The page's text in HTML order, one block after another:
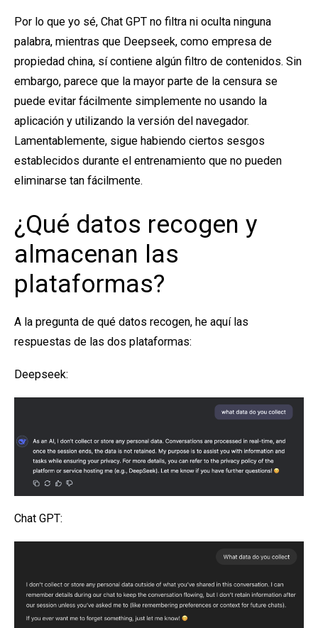
Por lo que yo sé, Chat GPT no filtra ni oculta ninguna
palabra, mientras que Deepseek, como empresa de
propiedad china, sí contiene algún filtro de contenidos. Sin
embargo, parece que la mayor parte de la censura se
puede evitar fácilmente simplemente no usando la
aplicación y utilizando la versión del navegador.
Lamentablemente, sigue habiendo ciertos sesgos
establecidos durante el entrenamiento que no pueden
eliminarse tan fácilmente.
¿Qué datos recogen y
almacenan las
plataformas?
A la pregunta de qué datos recogen, he aquí las
respuestas de las dos plataformas:
Deepseek:
Chat GPT: